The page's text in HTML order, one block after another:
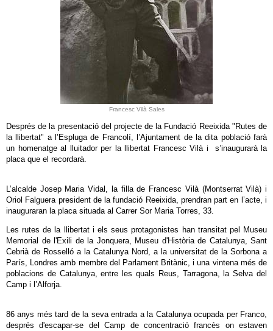
Francesc Vilà Sales
Després de la presentació del projecte de la Fundació Reeixida "Rutes de
la llibertat" a l’Espluga de Francolí, l’Ajuntament de la dita població farà
un homenatge al lluitador per la llibertat Francesc Vilà i s’inaugurarà la
placa que el recordarà.
L’alcalde Josep Maria Vidal, la filla de Francesc Vilà (Montserrat Vilà) i
Oriol Falguera president de la fundació Reeixida, prendran part en l’acte, i
inauguraran la placa situada al Carrer Sor Maria Torres, 33.
Les rutes de la llibertat i els seus protagonistes han transitat pel Museu
Memorial de l'Exili de la Jonquera, Museu d'Història de Catalunya, Sant
Cebrià de Rosselló a la Catalunya Nord, a la universitat de la Sorbona a
París, Londres amb membre del Parlament Britànic, i una vintena més de
poblacions de Catalunya, entre les quals Reus, Tarragona, la Selva del
Camp i l’Alforja.
86 anys més tard de la seva entrada a la Catalunya ocupada per Franco,
després d'escapar-se del Camp de concentració francès on estaven